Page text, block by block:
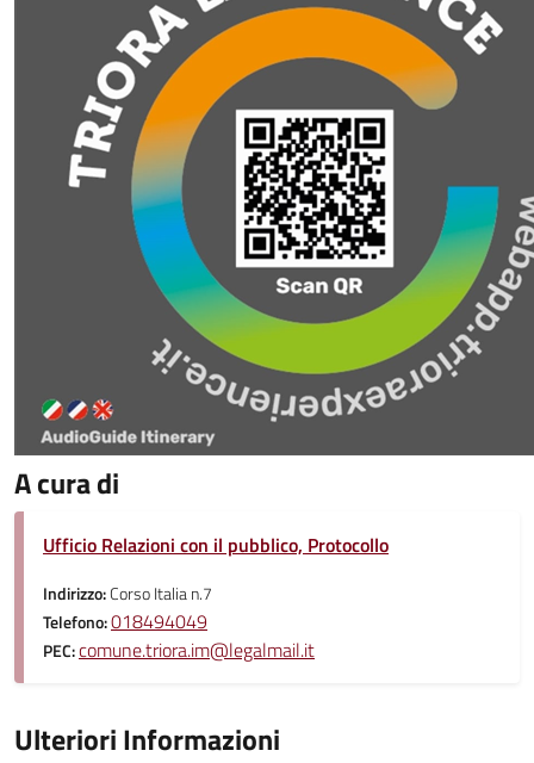
A cura di
Ufficio Relazioni con il pubblico, Protocollo
Indirizzo:Corso Italia n.7
Telefono:018494049
PEC:comune.triora.im@legalmail.it
Ulteriori Informazioni